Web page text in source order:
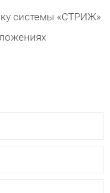
системы «СТРИЖ»